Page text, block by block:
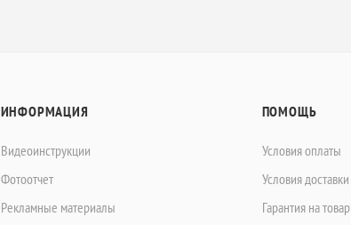
ИНФОРМАЦИЯ
Видеоинструкции
Фотоотчет
Рекламные материалы
ПОМОЩЬ
Условия оплаты
Условия доставки
Гарантия на товар